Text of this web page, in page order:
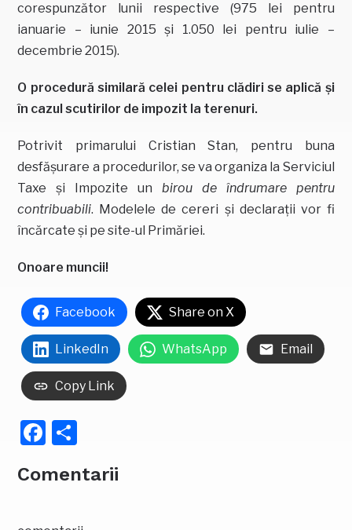
corespunzător lunii respective (975 lei pentru
ianuarie – iunie 2015 și 1.050 lei pentru iulie –
decembrie 2015).
O procedură similară celei pentru clădiri se aplică și
în cazul scutirilor de impozit la terenuri.
Potrivit primarului Cristian Stan, pentru buna
desfășurare a procedurilor, se va organiza la Serviciul
Taxe și Impozite un birou de îndrumare pentru
contribuabili. Modelele de cereri și declarații vor fi
încărcate și pe site-ul Primăriei.
Onoare muncii!
Facebook Share on X
LinkedIn WhatsApp Email
Copy Link
Facebook
Comentarii